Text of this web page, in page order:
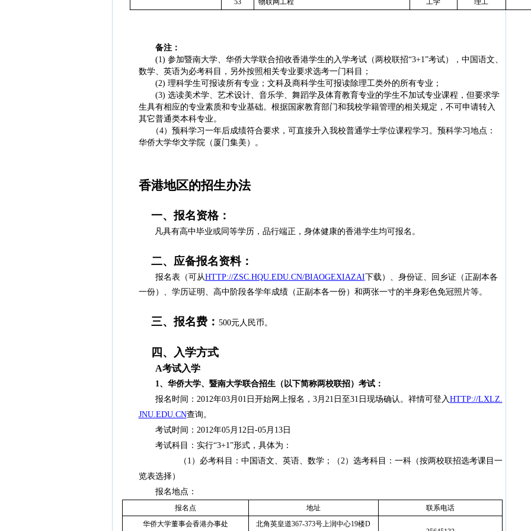
53 物联网工程 工学 理工
备注：
(1) 参加暨南大学、华侨大学联合招收香港学生的入学考试（两校联招“3+1”考试），中国语文、
数学、英语为必考科目，另外按照相关专业要求选考一门科目；
(2) 理科学生可报读所有专业；文科及商科学生可报读除理工类外的所有专业；
(3) 选读美术学、艺术设计、音乐学、舞蹈学及体育教育专业的学生不加试专业课程，但要求学
生具有相应的专业素质和专业基础。根据国家教育部门和我校学籍管理的相关规定，不可申请转入
其它普通类本科专业。
（4） 预科学习一年后成绩符合要求，可直接升入我校普通学士学位课程学习。预科学习地点：
华侨大学华文学院（厦门集美）。
香港地区的招生办法
一、报名资格：
凡具有高中毕业或同等学历，品行端正，身体健康的香港学生均可报名。
二、应备报名资料：
报名表（可从HTTP://ZSC.HQU.EDU.CN/BIAOGEXIAZAI下载）、身份证、回乡证（正副本各
一份）、学历证明、高中阶段各学年成绩（正副本各一份）和两张一寸的半身彩色免冠照片等。
三、报名费： 500元人民币。
四、入学方式
A考试入学
1、华侨大学、暨南大学联合招生（以下简称两校联招）考试：
报名时间：2012年03月01日开始网上报名，3月21日至31日现场确认。祥情可登入HTTP://LXLZ.
JNU.EDU.CN查询。
考试时间：2012年05月12日-05月 13日
考试科目：实行“3+1”形式，具体为：
（1）必考科目：中国语文、英语、数学；（2）选考科目：一科（按两校联招选考课目一
览表选择）
报名地点：
报名点 地址
联系电话
华侨大学董事会香港办事处
北角英皇道367-373号上润中心19楼D